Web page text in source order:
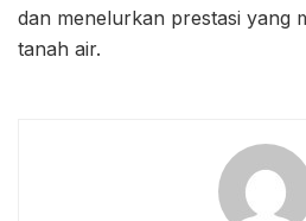
dan menelurkan prestasi yang
tanah air.